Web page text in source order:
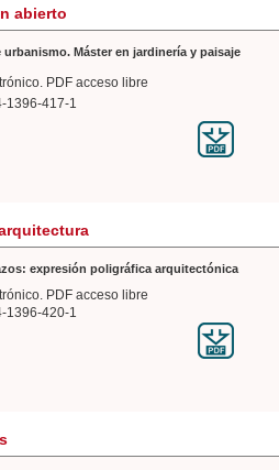
abierto
Máster en jardinería y paisaje
PDF acceso libre
1396-417-1
expresión poligráfica arquitectónica
PDF acceso libre
1396-420-1